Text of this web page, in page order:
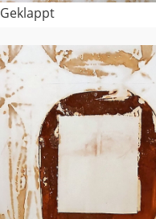
Geklappt